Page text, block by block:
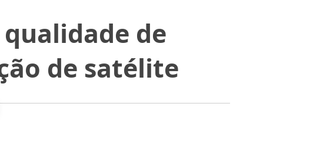
de
de satélite